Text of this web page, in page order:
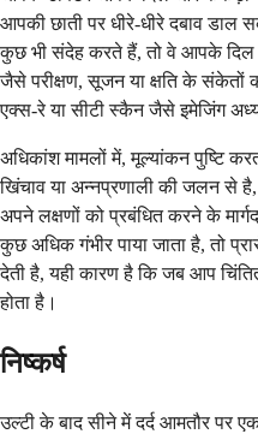
आपकी छाती पर धीरे-धीरे दबाव डाल
कुछ भी संदेह करते हैं, तो वे आपके दिल
जैसे परीक्षण, सूजन या क्षति के संकेतों
एक्स-रे या सीटी स्कैन जैसे इमेजिंग
अधिकांश मामलों में, मूल्यांकन पुष्टि
खिंचाव या अन्नप्रणाली की जलन से
अपने लक्षणों को प्रबंधित करने के
कुछ अधिक गंभीर पाया जाता है, तो
देती है, यही कारण है कि जब आप
होता है।
निष्कर्ष
उल्टी के बाद सीने में दर्द आमतौर पर